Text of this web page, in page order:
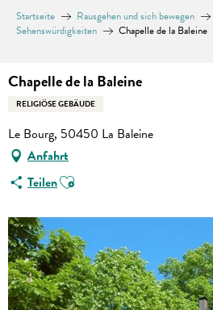
Startseite Rausgehen und sich bewegen
Sehenswürdigkeiten
Chapelle de la Baleine
Chapelle de la Baleine
RELIGIÖSE GEBÄUDE
Le Bourg, 50450 La Baleine
Anfahrt
TeilenAjouter aux favoris